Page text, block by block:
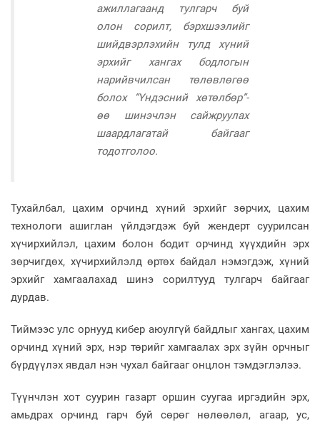
ажиллагаанд тулгарч буй
олон сорилт, бэрхшээлийг
шийдвэрлэхийн тулд хүний
эрхийг хангах бодлогын
нарийвчилсан төлөвлөгөө
болох “Үндэсний хөтөлбөр”-
өө шинэчлэн сайжруулах
шаардлагатай байгааг
тодотголоо.
Тухайлбал, цахим орчинд хүний эрхийг зөрчих, цахим
технологи ашиглан үйлдэгдэж буй жендерт суурилсан
хүчирхийлэл, цахим болон бодит орчинд хүүхдийн эрх
зөрчигдөх, хүчирхийлэлд өртөх байдал нэмэгдэж, хүний
эрхийг хамгаалахад шинэ сорилтууд тулгарч байгааг
дурдав.
Тиймээс улс орнууд кибер аюулгүй байдлыг хангах, цахим
орчинд хүний эрх, нэр төрийг хамгаалах эрх зүйн орчныг
бүрдүүлэх явдал нэн чухал байгааг онцлон тэмдэглэлээ.
Түүнчлэн хот суурин газарт оршин суугаа иргэдийн эрх,
амьдрах орчинд гарч буй сөрөг нөлөөлөл, агаар, ус,